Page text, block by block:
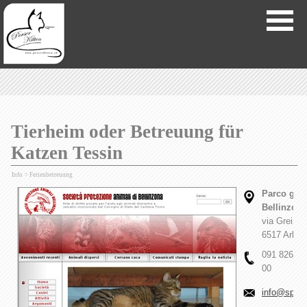
Tierheim oder Betreuung für
Katzen Tessin
Info > Ferienbetreuung
Parco gatti
Bellinzona
via Greina
6517
091 826 38
00
info